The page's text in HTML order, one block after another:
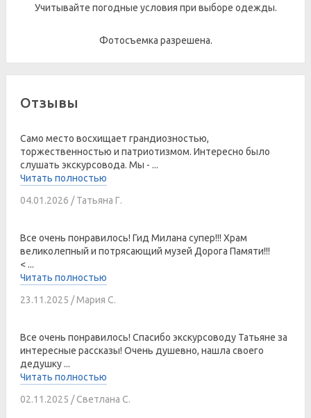
Учитывайте погодные условия при выборе одежды.
Фотосъемка разрешена.
Отзывы
Само место восхищает грандиозностью,
торжественностью и патриотизмом. Интересно было
слушать экскурсовода. Мы - ...
Читать полностью
04.01.2026 / Татьяна Г.
Все очень понравилось! Гид Милана супер!!! Храм
великолепный и потрясающий музей Дорога Памяти!!!
< ...
Читать полностью
23.11.2025 / Мария С.
Все очень понравилось! Спасибо экскурсоводу Татьяне за
интересные рассказы! Очень душевно, нашла своего
дедушку ...
Читать полностью
02.11.2025 / Светлана С.